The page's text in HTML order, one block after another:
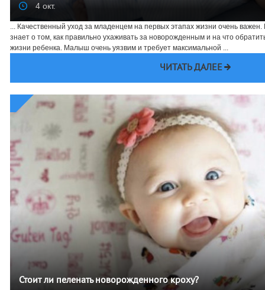
4 окт.
... Качественный уход за младенцем на первых этапах жизни очень
знает о том, как правильно ухаживать за новорожденным и на что
жизни ребенка. Малыш очень уязвим и требует максимальной ...
ЧИТАТЬ ДАЛЕЕ
Стоит ли пеленать новорожденного кроху?